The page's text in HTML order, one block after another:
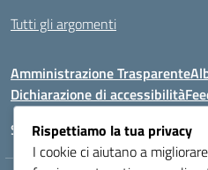
Tutti gli argomenti
Amministrazione Trasparente
Dichiarazione di accessibilità
Seguici su:
Rispettiamo la tua privacy
I cookie ci aiutano a